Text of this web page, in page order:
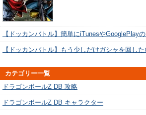
【ドッカンバトル】簡単にiTunesやGooglePlay
【ドッカンバトル】もう少しだけガシャを回し
カテゴリー一覧
ドラゴンボールZ DB 攻略
ドラゴンボールZ DB キャラクター